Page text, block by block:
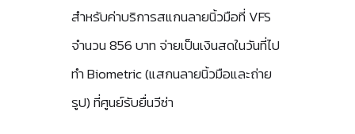
สำหรับค่าบริการสแกนลายนิ้วมือที่ VFS
จำนวน 856 บาท จ่ายเป็นเงินสดในวันที่ไป
ทำ Biometric (แสกนลายนิ้วมือและถ่าย
รูป) ที่ศูนย์รับยื่นวีซ่า